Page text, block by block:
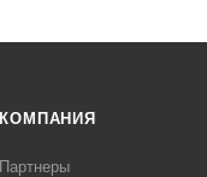
КОМПАНИЯ
Партнеры